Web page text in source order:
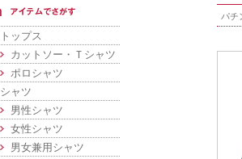
トップス
カットソー・Ｔシャツ
ポロシャツ
シャツ
男性シャツ
女性シャツ
男女兼用シャツ
パチ